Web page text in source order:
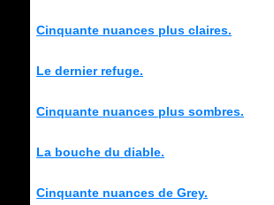
Cinquante nuances plus claires.
Le dernier refuge.
Cinquante nuances plus sombres.
La bouche du diable.
Cinquante nuances de Grey.